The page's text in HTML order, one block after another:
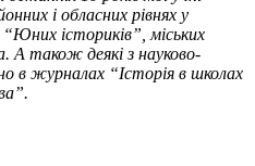
і обласних рівнях у
істориків”, міських
А також деякі з науково-
в журналах “Історія в школах